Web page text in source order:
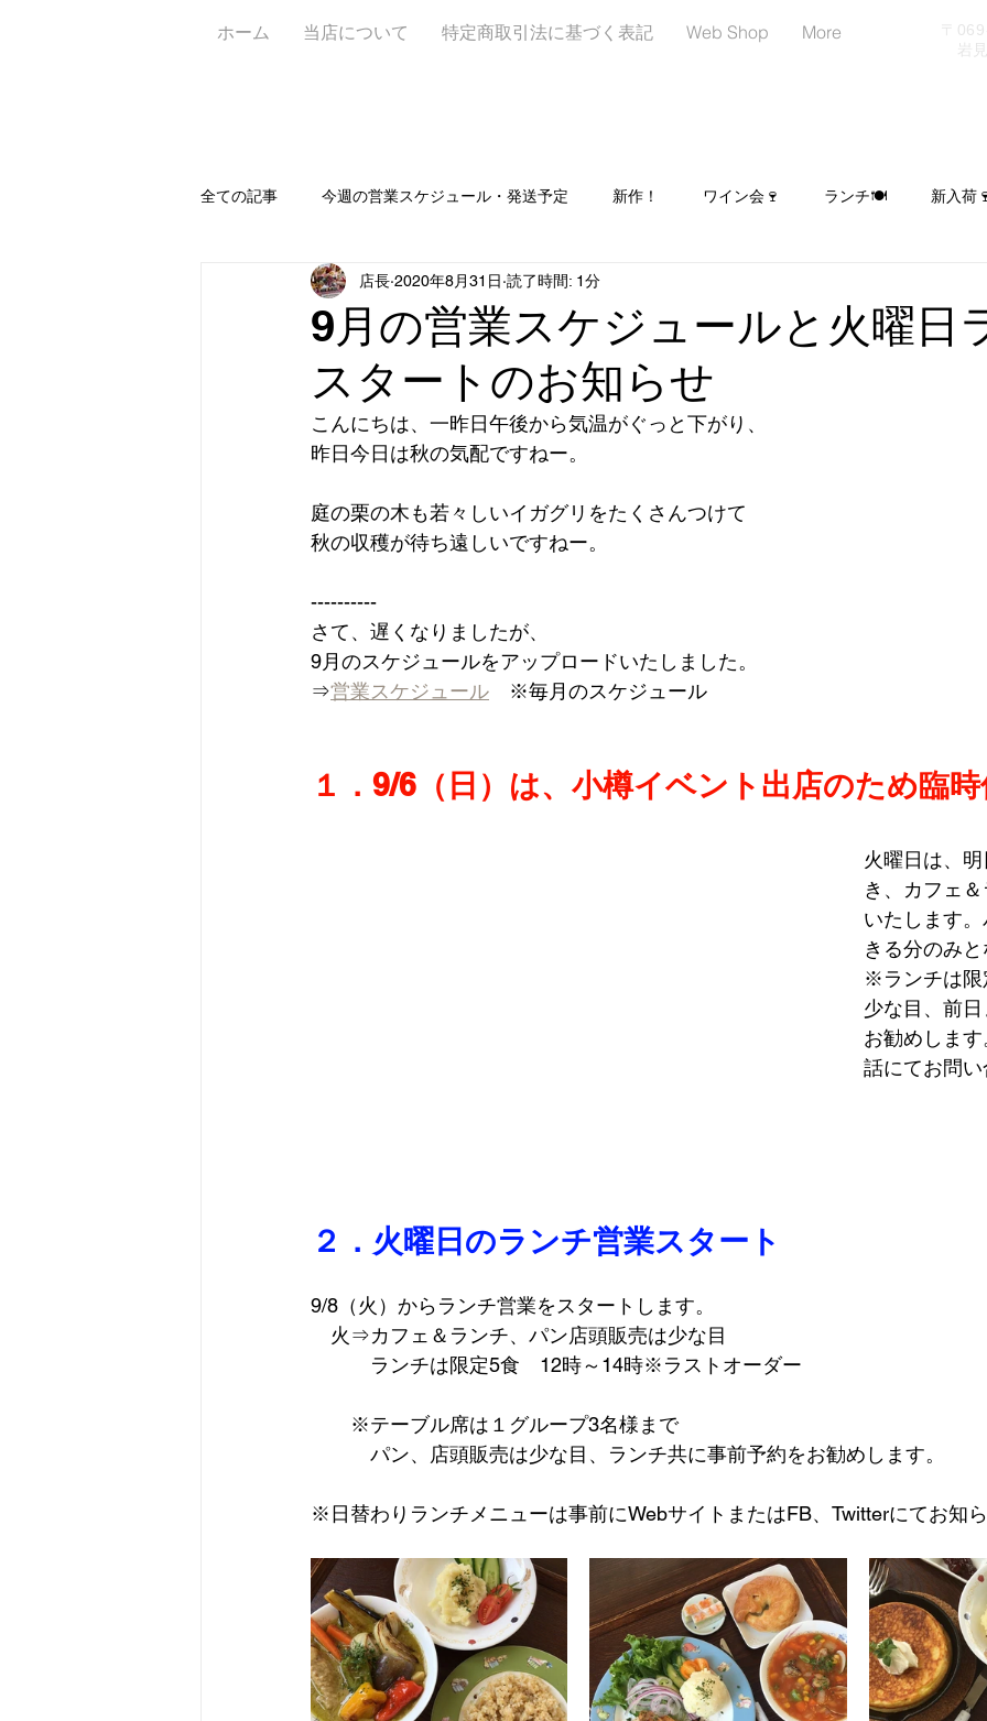
ホーム 当店について 特定商取引法に基づく表記 Web Shop More
〒
岩見
全ての記事 今週の営業スケジュール・発送予定 新作！ ワイン会🍷 ランチ🍽 新入荷
お知らせ📝 新作🥐 定休日 LINEはじめました！お友達募集中📢
ワイン＆ビアガーデン アフタヌーンティー☕🍰🥐 シュトーレン予約受付中🎄
9月の営業スケジュールと火曜日
スタートのお知らせ
店長 2020年8月31日 読了時間: 1分
こんにちは、一昨日午後から気温がぐっと下がり、
昨日今日は秋の気配ですねー。
庭の栗の木も若々しいイガグリをたくさんつけて
秋の収穫が待ち遠しいですねー。
----------
さて、遅くなりましたが、
9月のスケジュールをアップロードいたしました。
⇒営業スケジュール ※毎月のスケジュール
１．9/6（日）は、小樽イベント出店のため臨
火曜日は、
き、カフェ
いたします
きる分のみ
※ランチは限
少な目、前
お勧めしま
話にてお問
２．火曜日のランチ営業スタート
9/8（火）からランチ営業をスタートします。
火⇒カフェ＆ランチ、パン店頭販売は少な目
ランチは限定5食　12時～14時※ラストオーダー
※テーブル席は１グループ3名様まで
パン、店頭販売は少な目、ランチ共に事前予約をお勧めします。
※日替わりランチメニューは事前にWebサイトまたはFB、Twitterにてお知